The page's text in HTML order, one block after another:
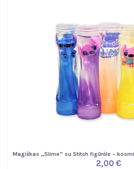
Magiškas „Slime“ su Stitch figūrėle –
2,00 €